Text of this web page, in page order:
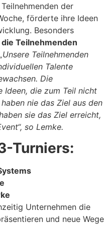
der
förderte ihre Ideen
Besonders
Teilnehmenden
„Unsere Teilnehmenden
Talente
Die
Ideen, die zum Teil nicht
nie das Ziel aus den
sie das Ziel erreicht,
so Lemke.
Turniers:
Unternehmen die
und neue Wege